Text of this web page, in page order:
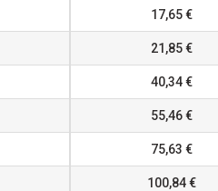
17,65 €
21,85 €
40,34 €
55,46 €
75,63 €
100,84 €